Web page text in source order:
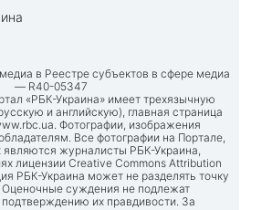
в Реестре субъектов в сфере медиа
— R40-05347
«РБК-Украина» имеет трехязычную
и английскую), главная страница
. Фотографии, изображения
Все фотографии на Портале,
являются журналисты РБК-Украина,
лицензии Creative Commons Attribution
РБК-Украина может не разделять точку
Оценочные суждения не подлежат
их правдивости. За